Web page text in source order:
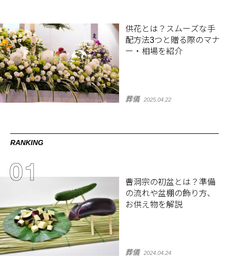
供花とは？スムーズな手
配方法3つと贈る際のマナ
ー・相場を紹介
葬儀 2025.04.22
RANKING
曹洞宗の初盆とは？準備
の流れや盆棚の飾り方、
お供え物を解説
葬儀 2024.04.24